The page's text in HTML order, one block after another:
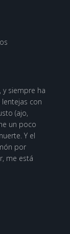
siempre ha
con
(ajo,
un poco
Y el
por
me está